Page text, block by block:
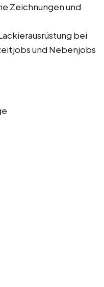
Zeichnungen und
bei
und Nebenjobs